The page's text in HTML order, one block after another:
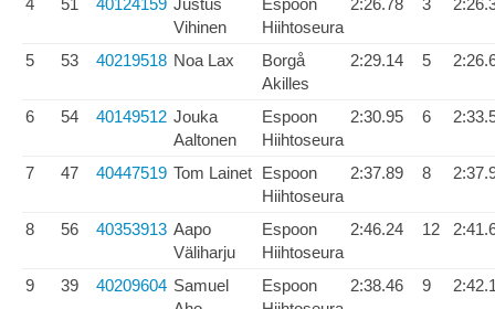
4 51 40124159 Justus
Vihinen
Espoon
Hiihtoseura
2:26.78 3
5 53 40219518 Noa Lax
Borgå
Akilles
2:29.14 5
6 54 40149512 Jouka
Aaltonen
Espoon
Hiihtoseura
2:30.95 6
7 47 40447519 Tom Lainet Espoon
Hiihtoseura
2:37.89 8
8 56 40353913 Aapo
Väliharju
Espoon
Hiihtoseura
2:46.24 12
9 39 40209604 Samuel
Espoon
2:38.46 9